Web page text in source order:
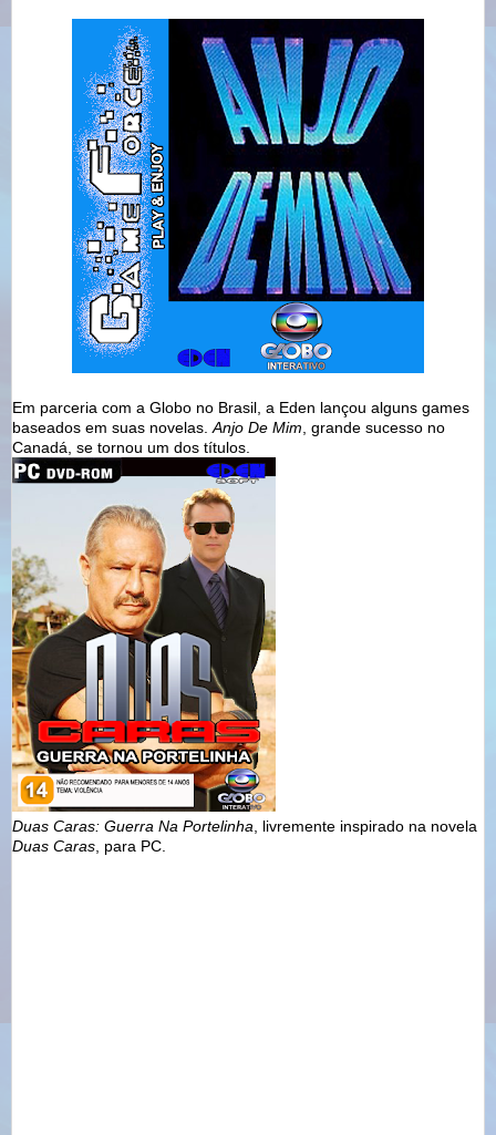
Em parceria com a Globo no Brasil, a Eden lançou alguns games
baseados em suas novelas. Anjo De Mim , grande sucesso no
Canadá, se tornou um dos títulos.
Duas Caras: Guerra Na Portelinha , livremente inspirado na novela
Duas Caras , para PC.